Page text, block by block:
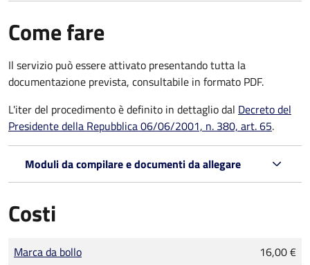
Come fare
Il servizio può essere attivato presentando tutta la
documentazione prevista, consultabile in formato PDF.
L'iter del procedimento è definito in dettaglio dal Decreto del
Presidente della Repubblica 06/06/2001, n. 380, art. 65.
Moduli da compilare e documenti da allegare
Costi
Tipo di pagamento
Importo
Marca da bollo 16,00 €